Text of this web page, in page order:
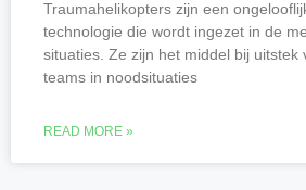
Traumahelikopters zijn een
technologie die wordt ingezet in de
situaties. Ze zijn het middel bij uitstek
teams in noodsituaties
READ MORE »